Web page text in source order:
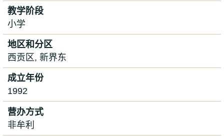
教学阶段
小学
地区和分区
西贡区, 新界东
成立年份
1992
营办方式
非牟利